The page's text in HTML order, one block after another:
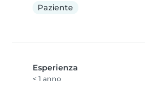
Paziente
Esperienza
< 1 anno